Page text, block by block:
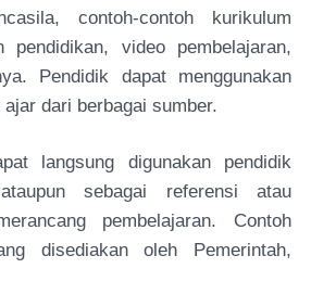
contoh-contoh kurikulum
pendidikan, video pembelajaran,
Pendidik dapat menggunakan
dari berbagai sumber.
langsung digunakan pendidik
sebagai referensi atau
pembelajaran. Contoh
disediakan oleh Pemerintah,